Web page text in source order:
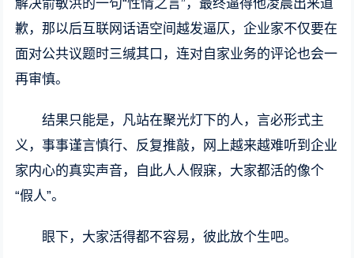
解决俞敏洪的一句“性情之言”，最终逼得他凌晨出来道
歉，那以后互联网话语空间越发逼仄，企业家不仅要在
面对公共议题时三缄其口，连对自家业务的评论也会一
再审慎。
结果只能是，凡站在聚光灯下的人，言必形式主
义，事事谨言慎行、反复推敲，网上越来越难听到企业
家内心的真实声音，自此人人假寐，大家都活的像个
“假人”。
眼下，大家活得都不容易，彼此放个生吧。